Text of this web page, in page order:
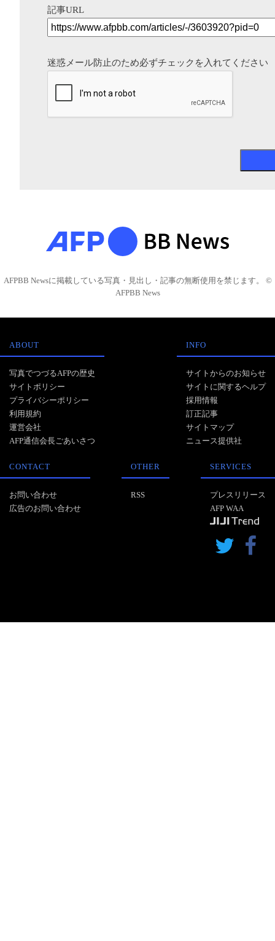
記事URL
迷惑メール防止のため必ずチェックを入れてください
AFPBB Newsに掲載している写真・見出し・記事の無断使用を禁じます。 ©
AFPBB News
ABOUT
写真でつづるAFPの歴史
サイトポリシー
プライバシーポリシー
利用規約
運営会社
AFP通信会長ごあいさつ
INFO
サイトからのお知らせ
サイトに関するヘルプ
採用情報
訂正記事
サイトマップ
ニュース提供社
CONTACT
お問い合わせ
広告のお問い合わせ
OTHER
RSS
SERVICES
プレスリリース
AFP WAA